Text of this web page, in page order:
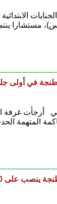
طنجة في أولى
أرجأت غرفة
المتهمة